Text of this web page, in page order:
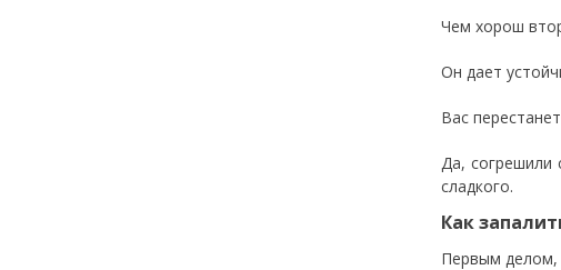
Чем хорош
Он дает
Вас
Да,
сладкого.
Как
Первым делом,